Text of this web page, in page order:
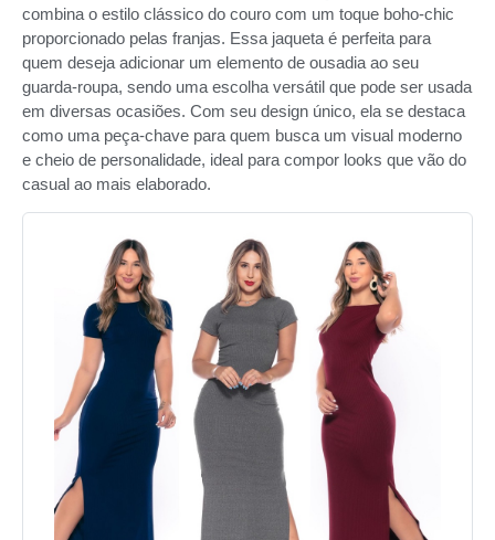
combina o estilo clássico do couro com um toque boho-chic
proporcionado pelas franjas. Essa jaqueta é perfeita para
quem deseja adicionar um elemento de ousadia ao seu
guarda-roupa, sendo uma escolha versátil que pode ser usada
em diversas ocasiões. Com seu design único, ela se destaca
como uma peça-chave para quem busca um visual moderno
e cheio de personalidade, ideal para compor looks que vão do
casual ao mais elaborado.